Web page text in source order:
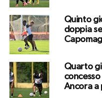
Quinto
doppia
Quarto
Ancora a